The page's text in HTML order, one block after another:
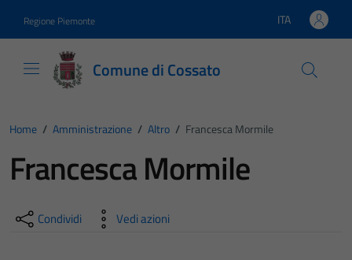
Regione Piemonte Lingua attiva:
ITA
Comune di Cossato
Home / Amministrazione / Altro / Francesca Mormile
Francesca Mormile
Condividi Vedi azioni